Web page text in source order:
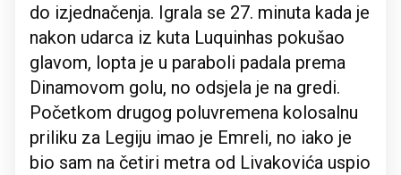
do izjednačenja. Igrala se 27. minuta kada je
nakon udarca iz kuta Luquinhas pokušao
glavom, lopta je u paraboli padala prema
Dinamovom golu, no odsjela je na gredi.
Početkom drugog poluvremena kolosalnu
priliku za Legiju imao je Emreli, no iako je
bio sam na četiri metra od Livakovića uspio